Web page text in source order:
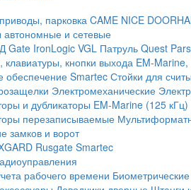
парковка CAME NICE
автономные и сетевые
Gate IronLogic VGL Патруль Quest
клавиатуры, кнопки выхода EM-
обеспечение Smartec Стойки для
Электромеханические
и дубликаторы EM-Marine (125 кГц)
перезаписываемые
замков и ворот
Rusgate Smartec
рабочего времени Биометрические